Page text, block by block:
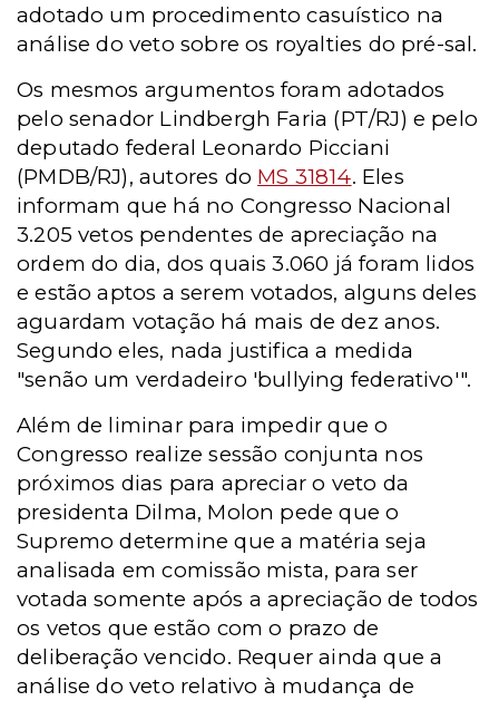
adotado um procedimento casuístico na
análise do veto sobre os royalties do pré-sal.
Os mesmos argumentos foram adotados
pelo senador Lindbergh Faria (PT/RJ) e pelo
deputado federal Leonardo Picciani
(PMDB/RJ), autores do MS 31814. Eles
informam que há no Congresso Nacional
3.205 vetos pendentes de apreciação na
ordem do dia, dos quais 3.060 já foram lidos
e estão aptos a serem votados, alguns deles
aguardam votação há mais de dez anos.
Segundo eles, nada justifica a medida
"senão um verdadeiro 'bullying federativo'".
Além de liminar para impedir que o
Congresso realize sessão conjunta nos
próximos dias para apreciar o veto da
presidenta Dilma, Molon pede que o
Supremo determine que a matéria seja
analisada em comissão mista, para ser
votada somente após a apreciação de todos
os vetos que estão com o prazo de
deliberação vencido. Requer ainda que a
análise do veto relativo à mudança de